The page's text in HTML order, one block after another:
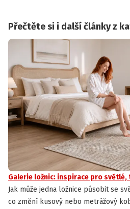
Přečtěte si i další články z
Galerie ložnic: inspirace pro světlé,
Jak může jedna ložnice působit se
co změní kusový nebo metrážový